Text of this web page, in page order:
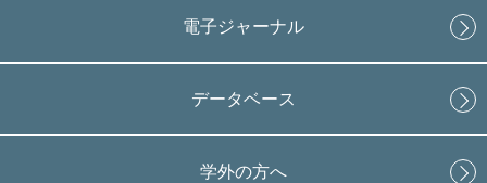
電子ジャーナル
データベース
学外の方へ